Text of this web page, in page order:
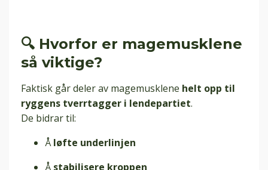
🔍 Hvorfor er magemusklene
så viktige?
Faktisk går deler av magemusklene helt opp til
ryggens tverrtagger i lendepartiet.
De bidrar til:
Åløfte underlinjen
Åstabilisere kroppen